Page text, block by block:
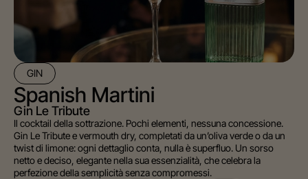
GIN
Spanish Martini
Gin Le Tribute
Il cocktail della sottrazione. Pochi elementi, nessuna concessione.
Gin Le Tribute e vermouth dry, completati da un’oliva verde o da un
twist di limone: ogni dettaglio conta, nulla è superfluo. Un sorso
netto e deciso, elegante nella sua essenzialità, che celebra la
perfezione della semplicità senza compromessi.